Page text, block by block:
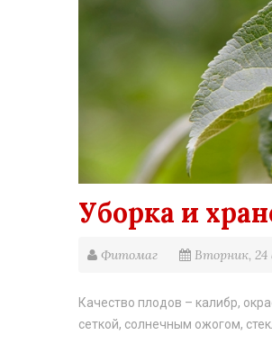
Уборка и
Фитомаг Вторник, 24
Качество плодов – калибр,
сеткой, солнечным ожогом,